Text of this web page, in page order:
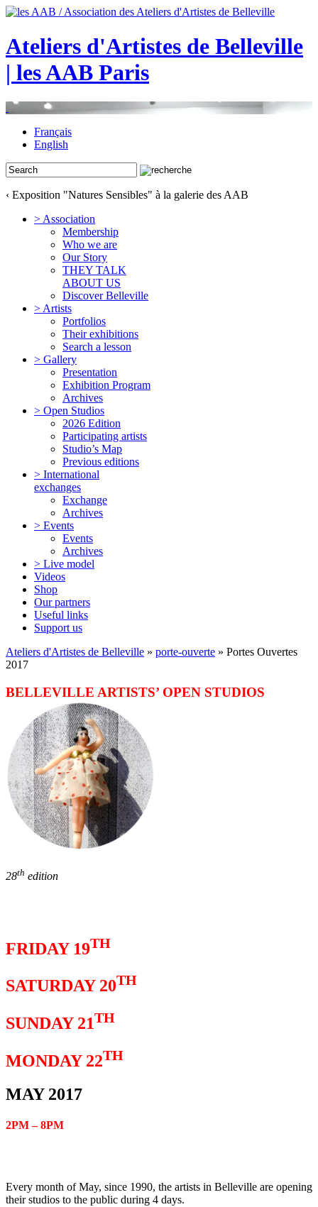
Ateliers d'Artistes de Belleville
| les AAB Paris
Français
English
‹ Exposition "Natures Sensibles" à la galerie des AAB
> Association
Membership
Who we are
Our Story
THEY TALK
ABOUT US
Discover Belleville
> Artists
Portfolios
Their exhibitions
Search a lesson
> Gallery
Presentation
Exhibition Program
Archives
> Open Studios
2026 Edition
Participating artists
Studio’s Map
Previous editions
> International
exchanges
Exchange
Archives
> Events
Events
Archives
> Live model
Videos
Shop
Our partners
Useful links
Support us
Ateliers d'Artistes de Belleville » porte-ouverte » Portes Ouvertes
2017
BELLEVILLE ARTISTS’ OPEN STUDIOS
28th edition
FRIDAY 19TH
SATURDAY 20TH
SUNDAY 21TH
MONDAY 22TH
MAY 2017
2PM – 8PM
Every month of May, since 1990, the artists in Belleville are opening
their studios to the public during 4 days.